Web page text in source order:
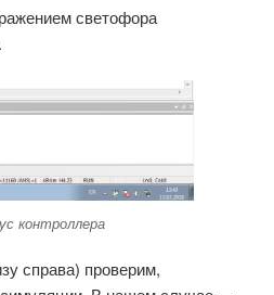
светофора
контроллера
справа) проверим,